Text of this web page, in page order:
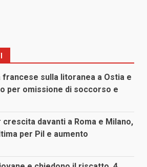
francese sulla litoranea a Ostia e
per omissione di soccorso e
crescita davanti a Roma e Milano,
per Pil e aumento